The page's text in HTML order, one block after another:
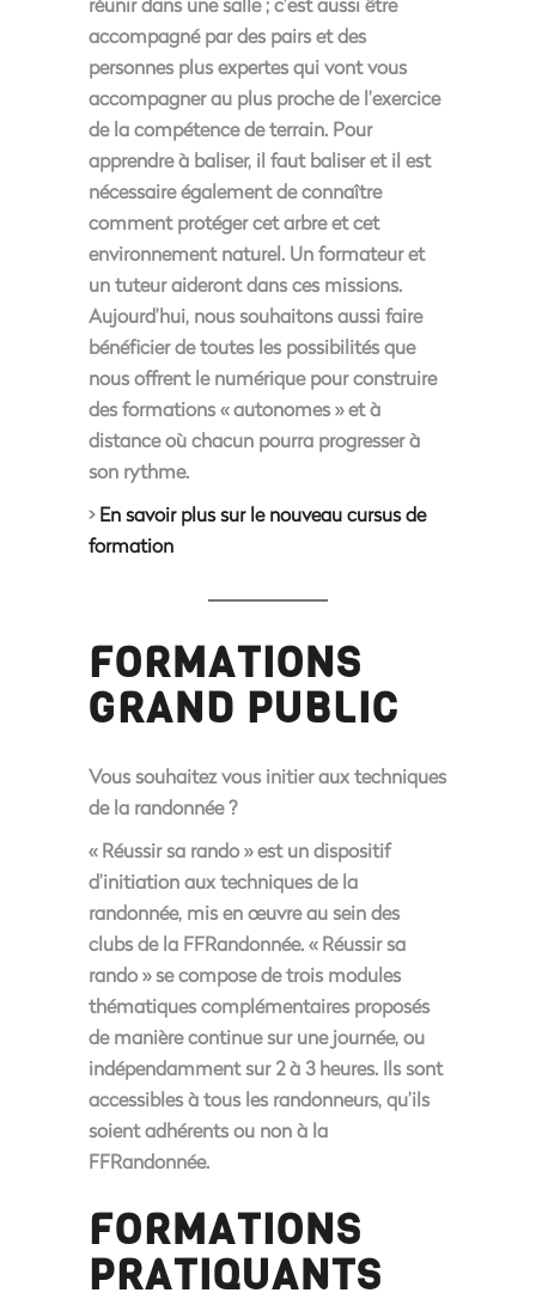
accompagné par des pairs et des
personnes plus expertes qui vont vous
accompagner au plus proche de l’exercice
de la compétence de terrain. Pour
apprendre à baliser, il faut baliser et il est
nécessaire également de connaître
comment protéger cet arbre et cet
environnement naturel. Un formateur et
un tuteur aideront dans ces missions.
Aujourd’hui, nous souhaitons aussi faire
bénéficier de toutes les possibilités que
nous offrent le numérique pour construire
des formations « autonomes » et à
distance où chacun pourra progresser à
son rythme.
>En savoir plus sur le nouveau cursus de
formation
FORMATIONS
GRAND PUBLIC
Vous souhaitez vous initier aux techniques
de la randonnée ?
« Réussir sa rando » est un dispositif
d’initiation aux techniques de la
randonnée, mis en œuvre au sein des
clubs de la FFRandonnée. « Réussir sa
rando » se compose de trois modules
thématiques complémentaires proposés
de manière continue sur une journée, ou
indépendamment sur 2 à 3 heures. Ils sont
accessibles à tous les randonneurs, qu’ils
soient adhérents ou non à la
FFRandonnée.
FORMATIONS
PRATIQUANTS